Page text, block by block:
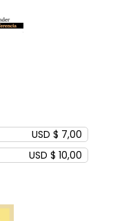
USD $ 7,00
USD $ 10,00